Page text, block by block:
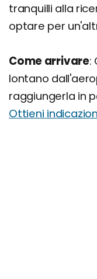
tranquilli alla
optare per
Come arrivare:
lontano
raggiungerla in
Ottieni